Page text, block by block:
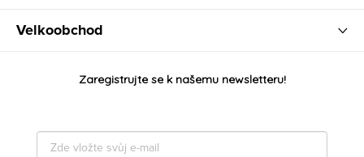
Velkoobchod
Zaregistrujte se k našemu newsletteru!